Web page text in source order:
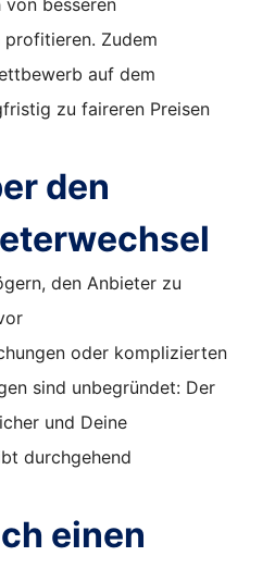
von besseren
Zudem
auf dem
zu faireren Preisen
den
den Anbieter zu
oder komplizierten
sind unbegründet: Der
und Deine
durchgehend
einen